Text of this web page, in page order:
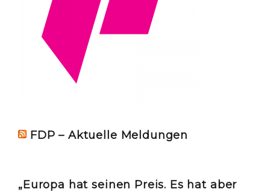
FDP – Aktuelle Meldungen
„Europa hat seinen Preis. Es hat aber